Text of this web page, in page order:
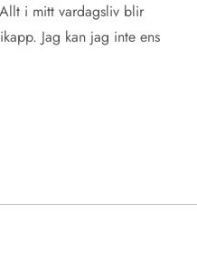
i mitt vardagsliv blir
Jag kan jag inte ens